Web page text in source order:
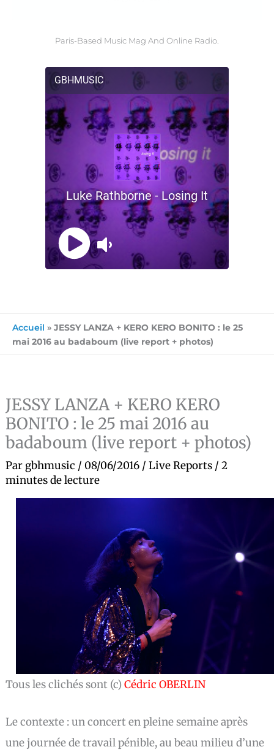
Paris-Based Music Mag And Online Radio.
Accueil » JESSY LANZA + KERO KERO BONITO : le 25
mai 2016 au badaboum (live report + photos)
JESSY LANZA + KERO KERO
BONITO : le 25 mai 2016 au
badaboum (live report + photos)
Par gbhmusic / 08/06/2016 /Live Reports /2
minutes de lecture
Tous les clichés sont (c)Cédric OBERLIN
Le contexte : un concert en pleine semaine après
une journée de travail pénible, au beau milieu d’une